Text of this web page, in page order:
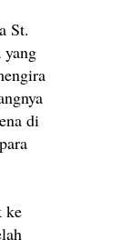
St.
di
ke